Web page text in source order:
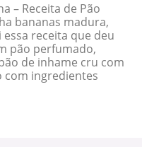
– Receita de Pão
bananas madura,
receita que deu
pão perfumado,
de inhame cru com
com ingredientes